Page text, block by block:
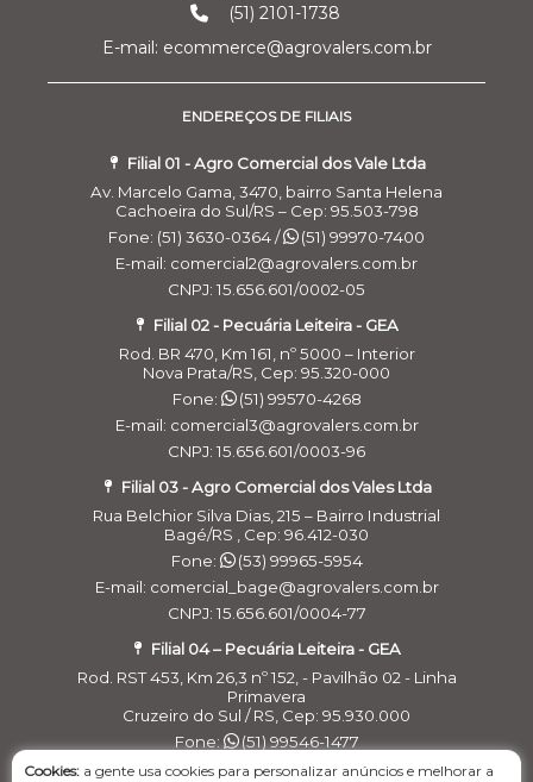
(51) 2101-1738
E-mail: ecommerce@agrovalers.com.br
ENDEREÇOS DE FILIAIS
Filial 01 - Agro Comercial dos Vale Ltda
Av. Marcelo Gama, 3470, bairro Santa Helena
Cachoeira do Sul/RS – Cep: 95.503-798
Fone: (51) 3630-0364 /
(51) 99970-7400
E-mail: comercial2@agrovalers.com.br
CNPJ: 15.656.601/0002-05
Filial 02 - Pecuária Leiteira - GEA
Rod. BR 470, Km 161, nº 5000 – Interior
Nova Prata/RS, Cep: 95.320-000
Fone:
(51) 99570-4268
E-mail: comercial3@agrovalers.com.br
CNPJ: 15.656.601/0003-96
Filial 03 - Agro Comercial dos Vales Ltda
Rua Belchior Silva Dias, 215 – Bairro Industrial
Bagé/RS , Cep: 96.412-030
Fone:
(53) 99965-5954
E-mail: comercial_bage@agrovalers.com.br
CNPJ: 15.656.601/0004-77
Filial 04 – Pecuária Leiteira - GEA
Rod. RST 453, Km 26,3 nº 152, - Pavilhão 02 - Linha
Primavera
Cruzeiro do Sul / RS, Cep: 95.930.000
Fone:
(51) 99546-1477
E-maill: financeirogea@agrovalers.com.br
Cookies: a gente usa cookies para personalizar anúncios e melhorar a